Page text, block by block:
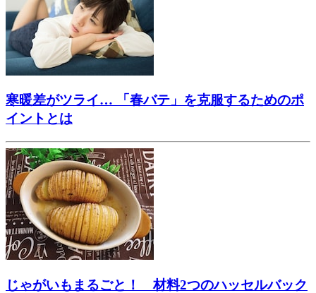
寒暖差がツライ… 「春バテ」を克服するためのポ
イントとは
じゃがいもまるごと！ 材料2つのハッセルバック